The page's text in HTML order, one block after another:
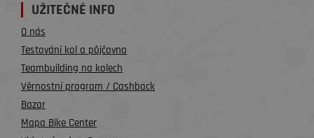
UŽITEČNÉ INFO
O nás
Testování kol a půjčovna
Teambuilding na kolech
Věrnostní program / Cashback
Bazar
Mapa Bike Center